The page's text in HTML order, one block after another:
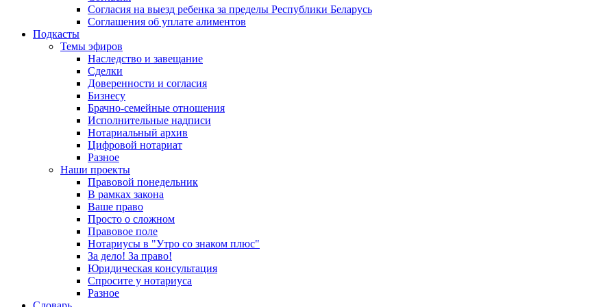
Согласия на выезд ребенка за пределы Республики Беларусь
Соглашения об уплате алиментов
Подкасты
Темы эфиров
Наследство и завещание
Сделки
Доверенности и согласия
Бизнесу
Брачно-семейные отношения
Исполнительные надписи
Нотариальный архив
Цифровой нотариат
Разное
Наши проекты
Правовой понедельник
В рамках закона
Ваше право
Просто о сложном
Правовое поле
Нотариусы в "Утро со знаком плюс"
За дело! За право!
Юридическая консультация
Спросите у нотариуса
Разное